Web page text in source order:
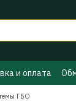
и оплата
ГБО